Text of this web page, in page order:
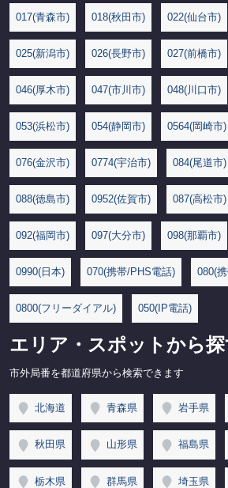
017(青森市) 018(秋田市) 022(仙台市)
025(新潟市) 026(長野市) 027(前橋市)
046(厚木市) 047(市川市) 048(川口市)
053(浜松市) 054(静岡市) 0564(岡崎市)
076(金沢市) 0774(宇治市) 084(尾道市)
088(徳島市) 0952(佐賀市) 087(高松市)
092(福岡市) 097(大分市) 098(那覇市)
0990(日本) 070(携帯/PHS電話) 080(
0800(フリーダイアル) 050(IP電話)
エリア・スポットから
市外局番を都道府県から検索できます
北海道 青森県 岩手県
秋田県 山形県 福島県
栃木県 群馬県 埼玉県